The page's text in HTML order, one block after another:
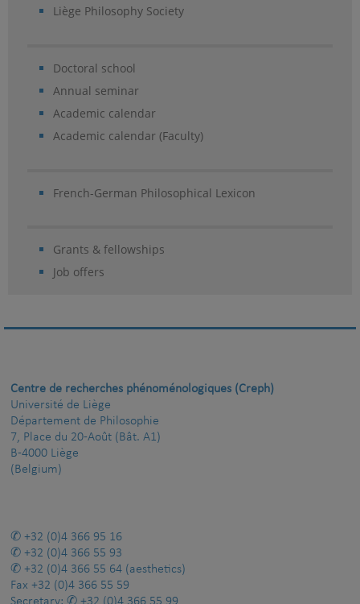
Liège Philosophy Society
Doctoral school
Annual seminar
Academic calendar
Academic calendar (Faculty)
French-German Philosophical Lexicon
Grants & fellowships
Job offers
Centre de recherches phénoménologiques (Creph)
Université de Liège
Département de Philosophie
7, Place du 20-Août (Bât. A1)
B-4000 Liège
(Belgium)
+32 (0)4 366 95 16
+32 (0)4 366 55 93
+32 (0)4 366 55 64 (aesthetics)
Fax +32 (0)4 366 55 59